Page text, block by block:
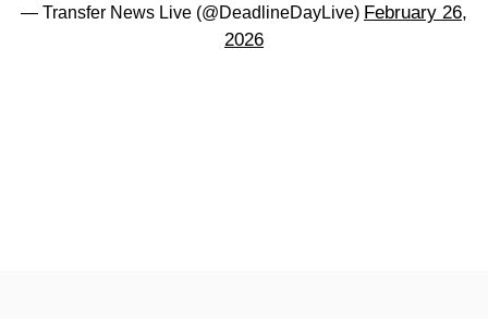
— Transfer News Live (@DeadlineDayLive) February 26,
2026